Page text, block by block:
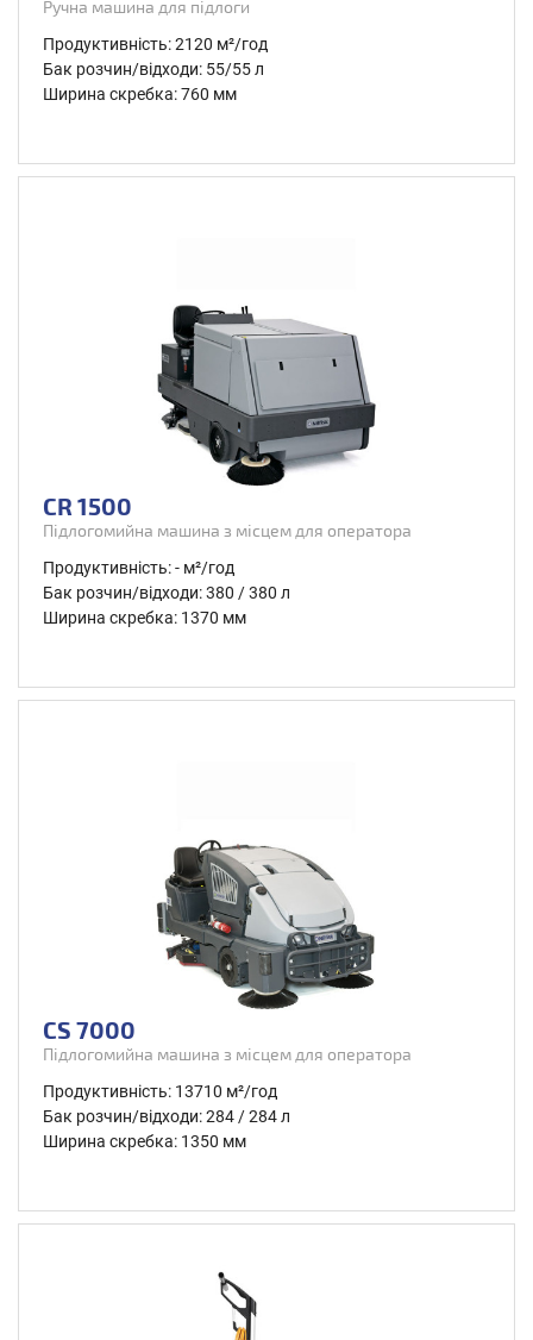
Ручна машина для підлоги
Продуктивність: 2120 м²/год
Бак розчин/відходи: 55/55 л
Ширина скребка: 760 мм
CR 1500
Підлогомийна машина з місцем для оператора
Продуктивність: - м²/год
Бак розчин/відходи: 380 / 380 л
Ширина скребка: 1370 мм
CS 7000
Підлогомийна машина з місцем для оператора
Продуктивність: 13710 м²/год
Бак розчин/відходи: 284 / 284 л
Ширина скребка: 1350 мм